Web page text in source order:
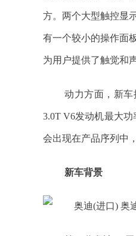
方。两个大型触控显
有一个较小的操作面
为用户提供了触觉和
动力方面，新车
3.0T V6发动机最大
会出现在产品序列中
新车背景